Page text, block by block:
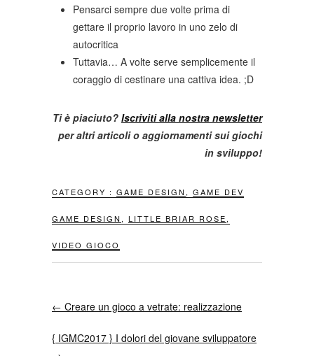
Pensarci sempre due volte prima di
gettare il proprio lavoro in uno zelo di
autocritica
Tuttavia… A volte serve semplicemente il
coraggio di cestinare una cattiva idea. ;D
Ti è piaciuto? Iscriviti alla nostra newsletter
per altri articoli o aggiornamenti sui giochi
in sviluppo!
CATEGORY : GAME DESIGN , GAME DEV
GAME DESIGN , LITTLE BRIAR ROSE,
VIDEO GIOCO
← Creare un gioco a vetrate: realizzazione
{ IGMC2017 } I dolori del giovane sviluppatore